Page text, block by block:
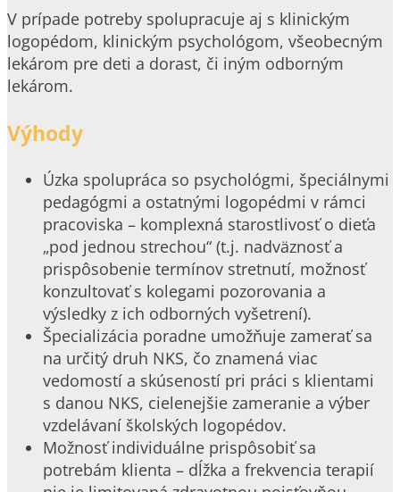
V prípade potreby spolupracuje aj s klinickým
logopédom, klinickým psychológom, všeobecným
lekárom pre deti a dorast, či iným odborným
lekárom.
Výhody
Úzka spolupráca so psychológmi, špeciálnymi
pedagógmi a ostatnými logopédmi v rámci
pracoviska – komplexná starostlivosť o dieťa
„pod jednou strechou“ (t.j. nadväznosť a
prispôsobenie termínov stretnutí, možnosť
konzultovať s kolegami pozorovania a
výsledky z ich odborných vyšetrení).
Špecializácia poradne umožňuje zamerať sa
na určitý druh NKS, čo znamená viac
vedomostí a skúseností pri práci s klientami
s danou NKS, cielenejšie zameranie a výber
vzdelávaní školských logopédov.
Možnosť individuálne prispôsobiť sa
potrebám klienta – dĺžka a frekvencia terapií